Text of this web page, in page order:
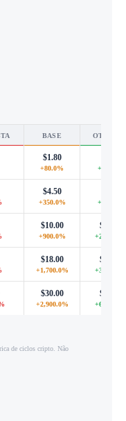
BASE
$1.80
+80.0% +296.0%
$4.50
+350.0% +890.0%
$10.00
+900.0%
$22.00
$18.00
+1,700.0%
$39.60
$30.00
+2,900.0%
$66.00
de ciclos cripto. Não